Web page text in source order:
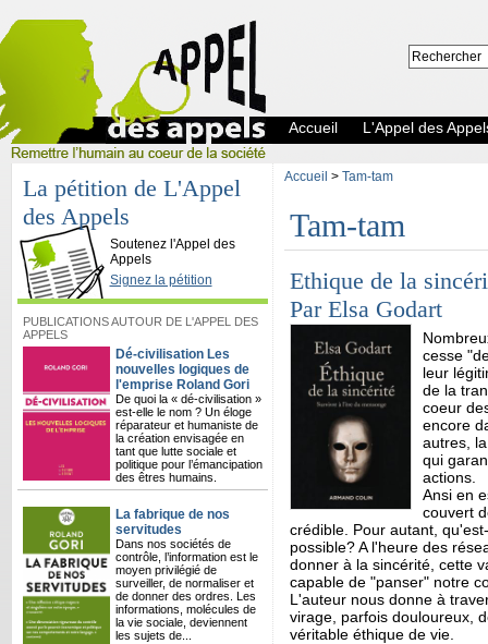
L'Appel des Appels
Accueil L'Appel des
La pétition de L'Appel
des Appels
Soutenez l'Appel des
Appels
Signez la pétition
PUBLICATIONS AUTOUR DE L'APPEL DES
APPELS
Dé-civilisation Les
nouvelles logiques de
l'emprise Roland Gori
De quoi la « dé-civilisation »
est-elle le nom ? Un éloge
réparateur et humaniste de
la création envisagée en
tant que lutte sociale et
politique pour l’émancipation
des êtres humains.
La fabrique de nos
servitudes
Dans nos sociétés de
contrôle, l’information est le
moyen privilégié de
surveiller, de normaliser et
de donner des ordres. Les
informations, molécules de
la vie sociale, deviennent
les sujets de...
Accueil > Tam-tam
Tam-tam
Ethique de la
Par Elsa Godart
cesse
leur
de la
coeur
encore
autres,
qui
actions.
Ansi en
couvert
crédible. Pour autant,
possible? A l'heure des
donner à la sincérité, cette
capable de "panser" notre
L'auteur nous donne à
virage, parfois douloureux,
véritable éthique de vie.